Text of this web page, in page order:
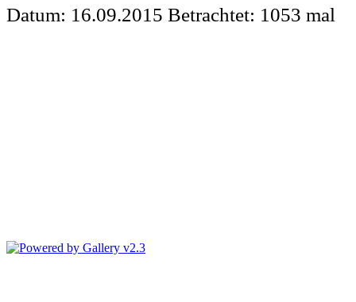
Datum: 16.09.2015 Betrachtet: 1053 mal